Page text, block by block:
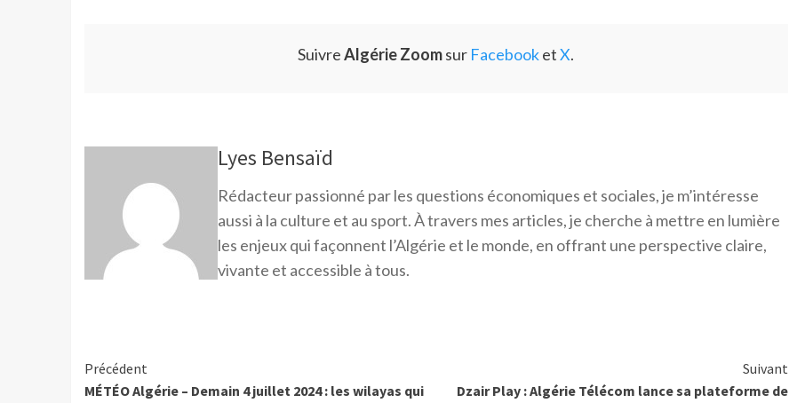
SuivreAlgérie Zoomsur FacebooketX.
Lyes Bensaïd
Rédacteur passionné par les questions économiques et sociales, je m’intéresse
aussi à la culture et au sport. À travers mes articles, je cherche à mettre en lumière
les enjeux qui façonnent l’Algérie et le monde, en offrant une perspective claire,
vivante et accessible à tous.
Précédent
MÉTÉO Algérie – Demain 4 juillet 2024 : les wilayas qui
Suivant
Dzair Play : Algérie Télécom lance sa plateforme de